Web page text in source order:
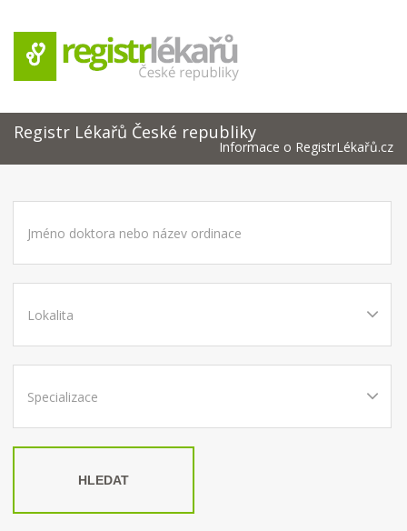
Registr Lékařů České republiky
Informace o RegistrLékařů.cz
HLEDAT